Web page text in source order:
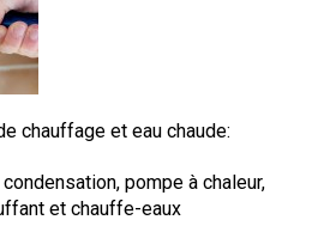
chauffage et eau chaude:
pompe à chaleur,
et chauffe-eaux